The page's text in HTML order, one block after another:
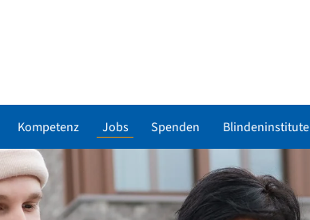
Kompetenz Jobs Spenden Blindeninstitute